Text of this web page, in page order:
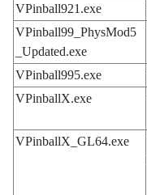
VPinball921.exe
VPinball99_PhysMod5
_Updated.exe
VPinball995.exe
VPinballX.exe
VPinballX_GL64.exe